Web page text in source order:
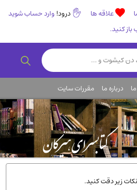
علاقه ها درود! وارد حساب شوید
کنید.
درباره ما مقررات سایت
زیر دقت کنید.